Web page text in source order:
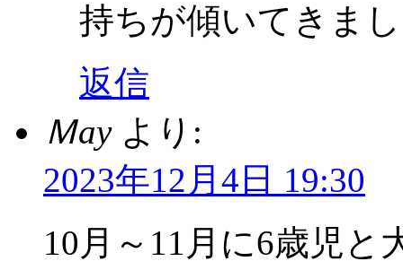
持ちが傾いてきま
返信
Ｍay より:
2023年12月4日 19:30
10月～11月に6歳児と